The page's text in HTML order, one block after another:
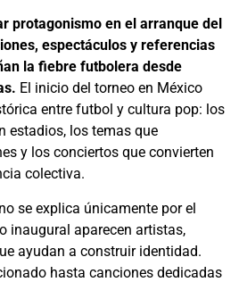
protagonismo en el arranque del
espectáculos y referencias
la fiebre futbolera desde
El inicio del torneo en México
entre futbol y cultura pop: los
estadios, los temas que
y los conciertos que convierten
colectiva.
se explica únicamente por el
inaugural aparecen artistas,
ayudan a construir identidad.
hasta canciones dedicadas